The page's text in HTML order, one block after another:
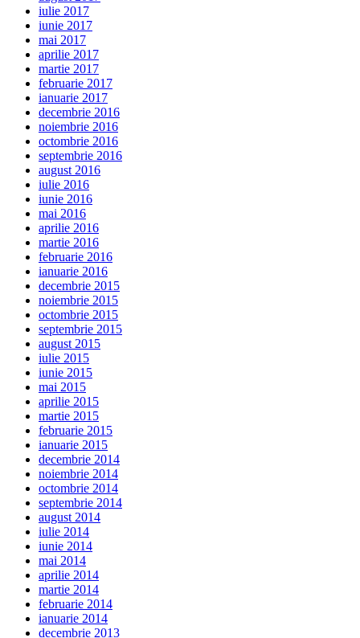
iulie 2017
iunie 2017
mai 2017
aprilie 2017
martie 2017
februarie 2017
ianuarie 2017
decembrie 2016
noiembrie 2016
octombrie 2016
septembrie 2016
august 2016
iulie 2016
iunie 2016
mai 2016
aprilie 2016
martie 2016
februarie 2016
ianuarie 2016
decembrie 2015
noiembrie 2015
octombrie 2015
septembrie 2015
august 2015
iulie 2015
iunie 2015
mai 2015
aprilie 2015
martie 2015
februarie 2015
ianuarie 2015
decembrie 2014
noiembrie 2014
octombrie 2014
septembrie 2014
august 2014
iulie 2014
iunie 2014
mai 2014
aprilie 2014
martie 2014
februarie 2014
ianuarie 2014
decembrie 2013